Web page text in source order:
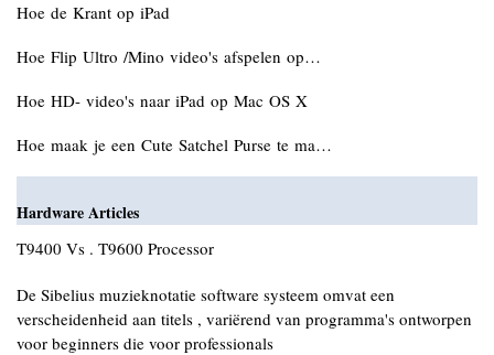
Hoe de Krant op iPad
Hoe Flip Ultro /Mino video's afspelen op…
Hoe HD- video's naar iPad op Mac OS X
Hoe maak je een Cute Satchel Purse te ma…
Hardware Articles
T9400 Vs . T9600 Processor
De Sibelius muzieknotatie software systeem omvat een
verscheidenheid aan titels , variërend van programma's ontworpen
voor beginners die voor professionals